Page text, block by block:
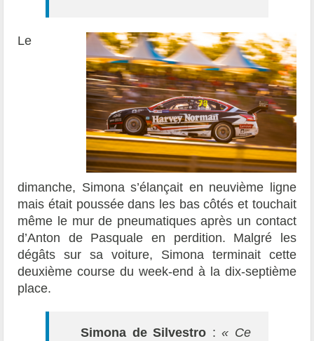
Le
dimanche, Simona s’élançait en neuvième ligne
mais était poussée dans les bas côtés et touchait
même le mur de pneumatiques après un contact
d’Anton de Pasquale en perdition. Malgré les
dégâts sur sa voiture, Simona terminait cette
deuxième course du week-end à la dix-septième
place.
Simona de Silvestro :« Ce